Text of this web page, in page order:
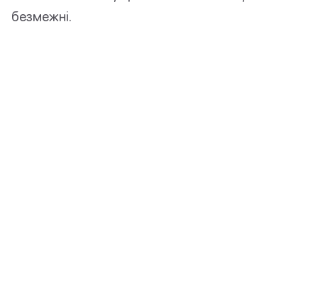
безмежні.